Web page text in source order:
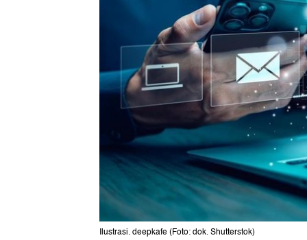
Ilustrasi. deepkafe (Foto: dok. Shutterstok)